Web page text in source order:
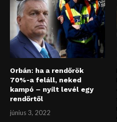
Orbán: ha a rendőrök
70%-a feláll, neked
kampó – nyílt levél egy
rendőrtől
június 3, 2022